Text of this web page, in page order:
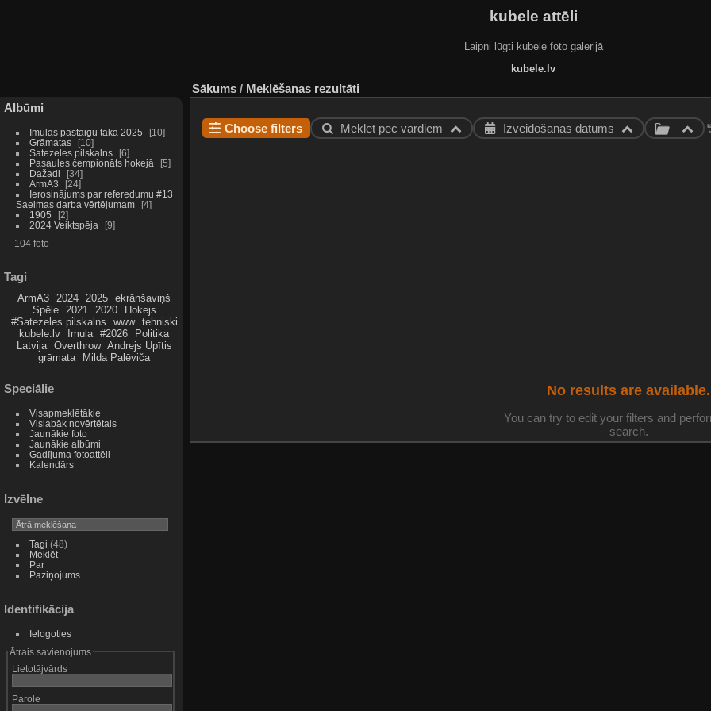
kubele attēli
Laipni lūgti kubele foto galerijā
kubele.lv
Albūmi
Imulas pastaigu taka 2025
10
Grāmatas
10
Satezeles pilskalns
6
Pasaules čempionāts hokejā
5
Dažadi
34
ArmA3
24
Ierosinājums par referedumu #13
Saeimas darba vērtējumam
4
1905
2
2024 Veiktspēja
9
104 foto
Tagi
ArmA3 2024 2025
ekrānšaviņš
Spēle
2021 2020
Hokejs
#Satezeles pilskalns
www
tehniski
kubele.lv
Imula #2026
Politika
Latvija
Overthrow Andrejs Upītis
grāmata
Milda Palēviča
Speciālie
Visapmeklētākie
Vislabāk novērtētais
Jaunākie foto
Jaunākie albūmi
Gadījuma fotoattēli
Kalendārs
Izvēlne
Tagi (48)
Meklēt
Par
Paziņojums
Identifikācija
Ielogoties
Ātrais savienojums
Lietotājvārds
Parole
Sākums / Meklēšanas rezultāti
Choose filters Meklēt pēc vārdiem Izveidošanas datums
No results are available.
You can try to edit your filters and
search.